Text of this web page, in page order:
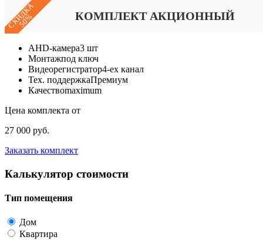
СКИДКА
50% КОМПЛЕКТ АКЦИОННЫЙ
AHD-камера3 шт
Монтажпод ключ
Видеорегистратор4-ех канал
Тех. поддержкаПремиум
Качествоmaximum
Цена комплекта от
27 000 руб.
Заказать комплект
Калькулятор стоимости
Тип помещения
Дом
Квартира